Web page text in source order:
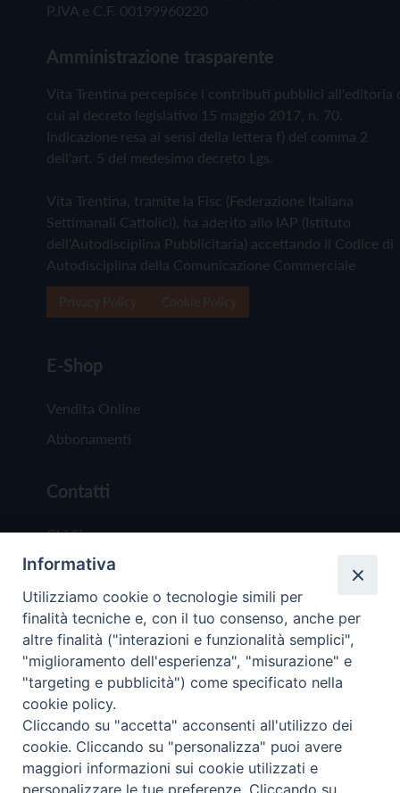
P.IVA e C.F. 00199960220
Amministrazione trasparente
Vita Trentina percepisce i contributi pubblici all'editoria
cui al decreto legislativo 15 maggio 2017, n. 70.
Indicazione resa ai sensi della lettera f) del comma 2
dell'art. 5 del medesimo decreto Lgs.
Vita Trentina, tramite la Fisc (Federazione Italiana
Settimanali Cattolici), ha aderito allo IAP (Istituto
dell'Autodisciplina Pubblicitaria) accettando il Codice di
Autodisciplina della Comunicazione Commerciale
E-Shop
Vendita Online
Abbonamenti
Contatti
Chi Siamo
Redazione
Scrivici
Copyright © 2019 - Tutti i diritti riservati - Vita
Trentina Editrice
Privacy Policy
Informativa
Utilizziamo cookie o tecnologie simili per
finalità tecniche e, con il tuo consenso, anche per
altre finalità ("interazioni e funzionalità semplici",
"miglioramento dell'esperienza", "misurazione" e
"targeting e pubblicità") come specificato nella
cookie policy.
Cliccando su "accetta" acconsenti all'utilizzo dei
cookie. Cliccando su "personalizza" puoi avere
maggiori informazioni sui cookie utilizzati e